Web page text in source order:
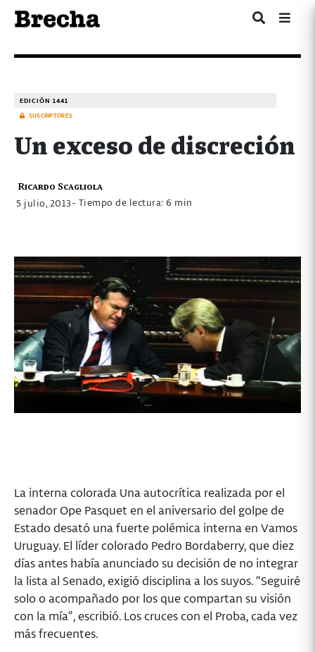
EDICIÓN 1441
SUSCRIPTORES
Un exceso de discreción
Ricardo Scagliola
5 julio, 2013- Tiempo de lectura: 6 min
La interna colorada Una autocrítica realizada por el
senador Ope Pasquet en el aniversario del golpe de
Estado desató una fuerte polémica interna en Vamos
Uruguay. El líder colorado Pedro Bordaberry, que diez
días antes había anunciado su decisión de no integrar
la lista al Senado, exigió disciplina a los suyos. “Seguiré
solo o acompañado por los que compartan su visión
con la mía”, escribió. Los cruces con el Proba, cada vez
más frecuentes.